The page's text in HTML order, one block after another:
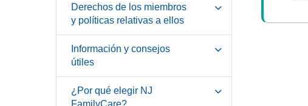
Derechos de los miembros
y políticas relativas a ellos
Información y consejos
útiles
¿Por qué elegir NJ
FamilyCare?